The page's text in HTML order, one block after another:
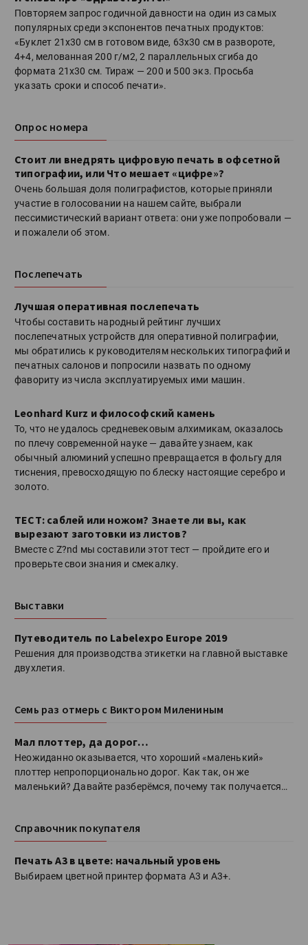
Повторяем запрос годичной давности на один из самых
популярных среди экспонентов печатных продуктов:
«Буклет 21х30 см в готовом виде, 63х30 см в развороте,
4+4, мелованная 200 г/м2, 2 параллельных сгиба до
формата 21х30 см. Тираж — 200 и 500 экз. Просьба
указать сроки и способ печати».
Опрос номера
Стоит ли внедрять цифровую печать в офсетной
типографии, или Что мешает «цифре»?
Очень большая доля полиграфистов, которые приняли
участие в голосовании на нашем сайте, выбрали
пессимистический вариант ответа: они уже попробовали —
и пожалели об этом.
Послепечать
Лучшая оперативная послепечать
Чтобы составить народный рейтинг лучших
послепечатных устройств для оперативной полиграфии,
мы обратились к руководителям нескольких типографий и
печатных салонов и попросили назвать по одному
фавориту из числа эксплуатируемых ими машин.
Leonhard Kurz и философский камень
То, что не удалось средневековым алхимикам, оказалось
по плечу современной науке — давайте узнаем, как
обычный алюминий успешно превращается в фольгу для
тиснения, превосходящую по блеску настоящие серебро и
золото.
ТЕСТ: саблей или ножом? Знаете ли вы, как
вырезают заготовки из листов?
Вместе с Z?nd мы составили этот тест — пройдите его и
проверьте свои знания и смекалку.
Выставки
Путеводитель по Labelexpo Europe 2019
Решения для производства этикетки на главной выставке
двухлетия.
Семь раз отмерь с Виктором Милениным
Мал плоттер, да дорог…
Неожиданно оказывается, что хороший «маленький»
плоттер непропорционально дорог. Как так, он же
маленький? Давайте разберёмся, почему так получается…
Справочник покупателя
Печать А3 в цвете: начальный уровень
Выбираем цветной принтер формата А3 и А3+.